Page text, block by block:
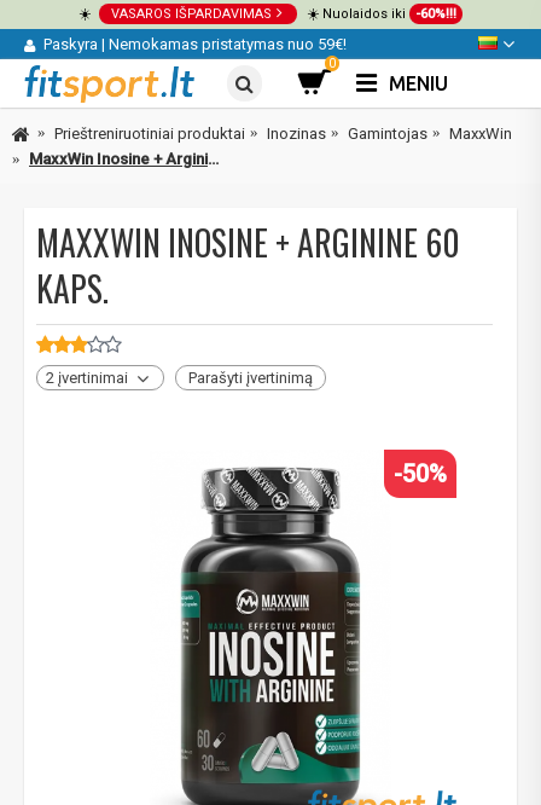
☀️ VASAROS IŠPARDAVIMAS ☀️ Nuolaidos iki -60%!!!
Paskyra | Nemokamas pristatymas nuo 59€!
0
MENIU
Prieštreniruotiniai produktai Inozinas Gamintojas
MaxxWin
MaxxWin Inosine + Arginine 60 kaps.
MAXXWIN INOSINE + ARGININE 60
KAPS.
2 įvertinimai Parašyti įvertinimą
-50%